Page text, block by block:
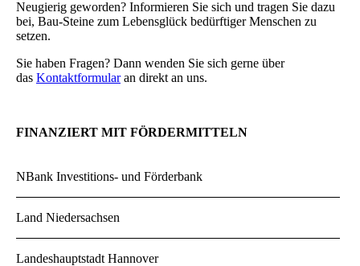
Neugierig geworden? Informieren Sie sich und tragen Sie dazu
bei, Bau-Steine zum Lebensglück bedürftiger Menschen zu
setzen.
Sie haben Fragen? Dann wenden Sie sich gerne über
das Kontaktformularan direkt an uns.
FINANZIERT MIT FÖRDERMITTELN
NBank Investitions- und Förderbank
Land Niedersachsen
Landeshauptstadt Hannover